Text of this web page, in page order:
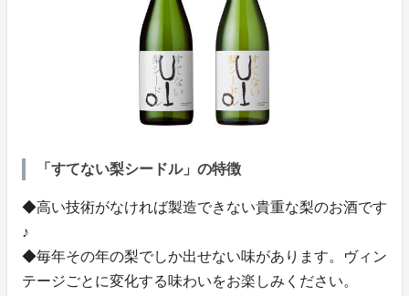
「すてない梨シードル」の特徴
◆高い技術がなければ製造できない貴重な梨のお酒です
♪
◆毎年その年の梨でしか出せない味があります。ヴィン
テージごとに変化する味わいをお楽しみください。